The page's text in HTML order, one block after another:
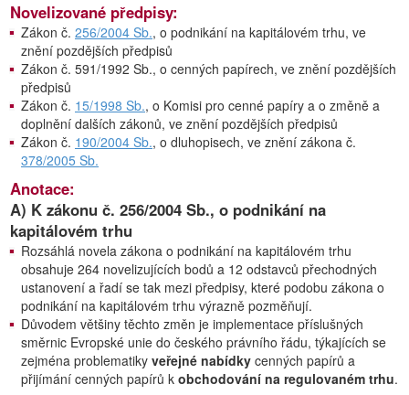
Novelizované předpisy:
Zákon č. 256/2004 Sb., o podnikání na kapitálovém trhu, ve
znění pozdějších předpisů
Zákon č. 591/1992 Sb., o cenných papírech, ve znění pozdějších
předpisů
Zákon č. 15/1998 Sb., o Komisi pro cenné papíry a o změně a
doplnění dalších zákonů, ve znění pozdějších předpisů
Zákon č. 190/2004 Sb., o dluhopisech, ve znění zákona č.
378/2005 Sb.
Anotace:
A) K zákonu č. 256/2004 Sb., o podnikání na
kapitálovém trhu
Rozsáhlá novela zákona o podnikání na kapitálovém trhu
obsahuje 264 novelizujících bodů a 12 odstavců přechodných
ustanovení a řadí se tak mezi předpisy, které podobu zákona o
podnikání na kapitálovém trhu výrazně pozměňují.
Důvodem většiny těchto změn je implementace příslušných
směrnic Evropské unie do českého právního řádu, týkajících se
zejména problematiky veřejné nabídky cenných papírů a
přijímání cenných papírů k obchodování na regulovaném trhu.